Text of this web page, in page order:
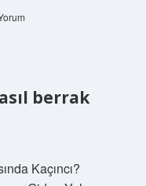
berrak
Kaçıncı?